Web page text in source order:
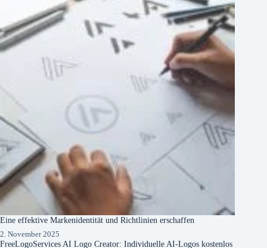
Eine effektive Markenidentität und Richtlinien erschaffen
2. November 2025
FreeLogoServices AI Logo Creator: Individuelle AI-Logos kostenlos